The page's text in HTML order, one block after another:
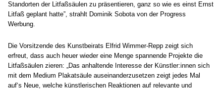
Standorten der Litfaßsäulen zu präsentieren, ganz so wie es einst Ernst
Litfaß geplant hatte”, strahlt Dominik Sobota von der Progress
Werbung.
Die Vorsitzende des Kunstbeirats Elfrid Wimmer-Repp zeigt sich
erfreut, dass auch heuer wieder eine Menge spannende Projekte die
Litfaßsäulen zieren: „Das anhaltende Interesse der Künstler:innen sich
mit dem Medium Plakatsäule auseinanderzusetzen zeigt jedes Mal
auf‘s Neue, welche künstlerischen Reaktionen auf relevante und